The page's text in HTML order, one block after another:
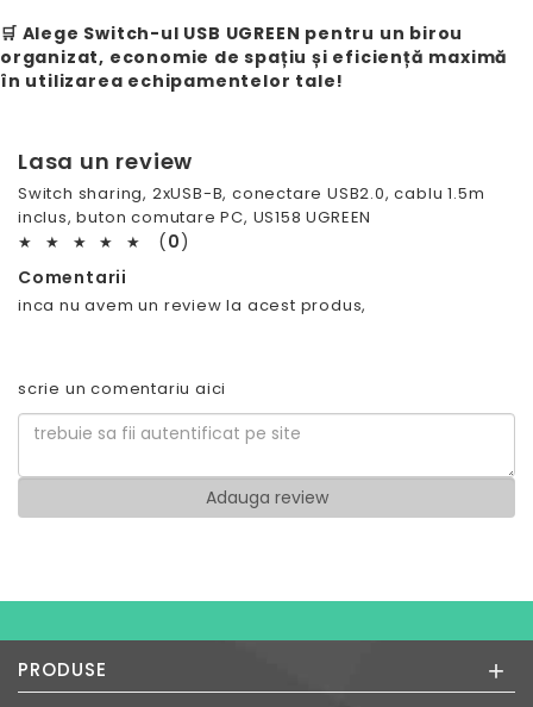
🛒 Alege Switch-ul USB UGREEN pentru un birou
organizat, economie de spațiu și eficiență maximă
în utilizarea echipamentelor tale!
Lasa un review
Switch sharing, 2xUSB-B, conectare USB2.0, cablu 1.5m
inclus, buton comutare PC, US158 UGREEN
★
★ ★ ★ ★ (0)
Comentarii
inca nu avem un review la acest produs,
scrie un comentariu aici
PRODUSE +